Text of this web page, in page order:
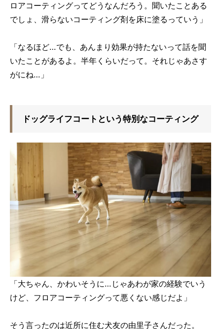
ロアコーティングってどうなんだろう。聞いたことある
でしょ、滑らないコーティング剤を床に塗るっていう」
「なるほど…でも、あんまり効果が持たないって話を聞
いたことがあるよ。半年くらいだって。それじゃあさす
がにね…」
ドッグライフコートという特別なコーティング
「大ちゃん、かわいそうに…じゃあわが家の経験でいう
けど、フロアコーティングって悪くない感じだよ」
そう言ったのは近所に住む犬友の由里子さんだった。